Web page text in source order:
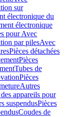
sur
électronique du
électronique
pour Avec
par pilesAvec
Pièces détachées
Pièces
Tubes de
Pièces
Autres
appareils pour
suspendusPièces
Coudes de